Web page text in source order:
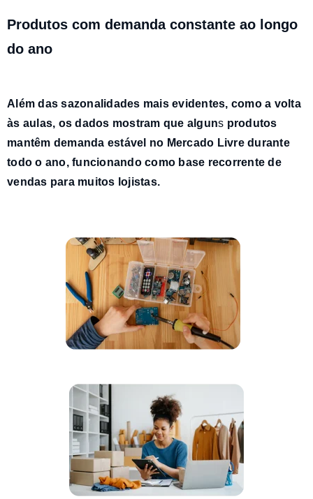
Produtos com demanda constante ao longo
do ano
Além das sazonalidades mais evidentes, como a volta
às aulas, os dados mostram que alguns produtos
mantêm demanda estável no Mercado Livre durante
todo o ano, funcionando como base recorrente de
vendas para muitos lojistas.